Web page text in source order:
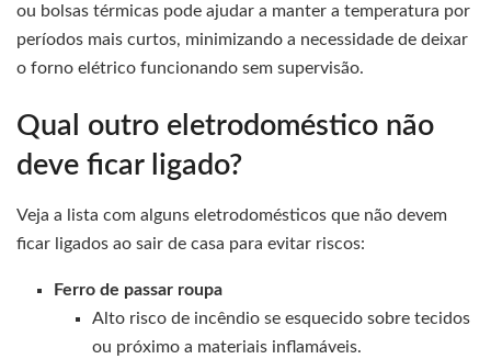
ou bolsas térmicas pode ajudar a manter a temperatura por
períodos mais curtos, minimizando a necessidade de deixar
o forno elétrico funcionando sem supervisão.
Qual outro eletrodoméstico não
deve ficar ligado?
Veja a lista com alguns eletrodomésticos que não devem
ficar ligados ao sair de casa para evitar riscos:
Ferro de passar roupa
Alto risco de incêndio se esquecido sobre tecidos
ou próximo a materiais inflamáveis.